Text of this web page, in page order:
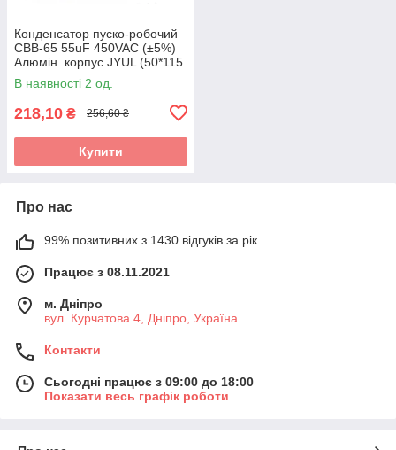
Конденсатор пуско-робочий
CBB-65 55uF 450VAC (±5%)
Алюмін. корпус JYUL (50*115
mm)
В наявності 2 од.
218,10 ₴ 256,60 ₴
Купити
Про нас
99% позитивних з 1430 відгуків за рік
Працює з 08.11.2021
м. Дніпро
вул. Курчатова 4, Дніпро, Україна
Контакти
Сьогодні працює з 09:00 до 18:00
Показати весь графік роботи